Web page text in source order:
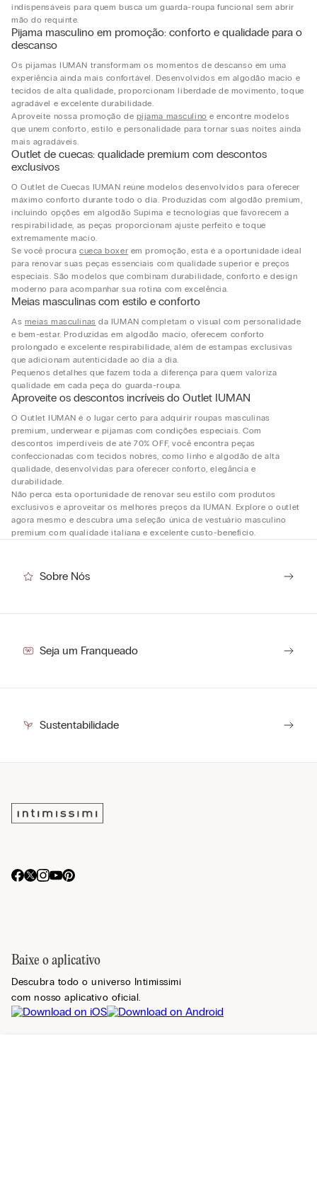
indispensáveis para quem busca um guarda-roupa funcional sem abrir
mão do requinte.
Pijama masculino em promoção: conforto e qualidade para o
descanso
Os pijamas IUMAN transformam os momentos de descanso em uma
experiência ainda mais confortável. Desenvolvidos em algodão macio e
tecidos de alta qualidade, proporcionam liberdade de movimento, toque
agradável e excelente durabilidade.
Aproveite nossa promoção de pijama masculino e encontre modelos
que unem conforto, estilo e personalidade para tornar suas noites ainda
mais agradáveis.
Outlet de cuecas: qualidade premium com descontos
exclusivos
O Outlet de Cuecas IUMAN reúne modelos desenvolvidos para oferecer
máximo conforto durante todo o dia. Produzidas com algodão premium,
incluindo opções em algodão Supima e tecnologias que favorecem a
respirabilidade, as peças proporcionam ajuste perfeito e toque
extremamente macio.
Se você procura cueca boxer em promoção, esta é a oportunidade ideal
para renovar suas peças essenciais com qualidade superior e preços
especiais. São modelos que combinam durabilidade, conforto e design
moderno para acompanhar sua rotina com excelência.
Meias masculinas com estilo e conforto
As meias masculinas da IUMAN completam o visual com personalidade
e bem-estar. Produzidas em algodão macio, oferecem conforto
prolongado e excelente respirabilidade, além de estampas exclusivas
que adicionam autenticidade ao dia a dia.
Pequenos detalhes que fazem toda a diferença para quem valoriza
qualidade em cada peça do guarda-roupa.
Aproveite os descontos incríveis do Outlet IUMAN
O Outlet IUMAN é o lugar certo para adquirir roupas masculinas
premium, underwear e pijamas com condições especiais. Com
descontos imperdíveis de até 70% OFF, você encontra peças
confeccionadas com tecidos nobres, como linho e algodão de alta
qualidade, desenvolvidas para oferecer conforto, elegância e
durabilidade.
Não perca esta oportunidade de renovar seu estilo com produtos
exclusivos e aproveitar os melhores preços da IUMAN. Explore o outlet
agora mesmo e descubra uma seleção única de vestuário masculino
premium com qualidade italiana e excelente custo-benefício.
Sobre Nós
Seja um Franqueado
Sustentabilidade
Baixe o aplicativo
Descubra todo o universo Intimissimi
com nosso aplicativo oficial.